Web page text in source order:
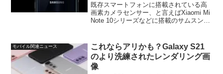
既存スマートフォンに搭載されている高
画素カメラセンサー、と言えばXiaomi Mi
Note 10シリーズなどに搭載のサムスン製
モバイル関連ニュース
これならアリかも？Galaxy S21
のより洗練されたレンダリング画
像